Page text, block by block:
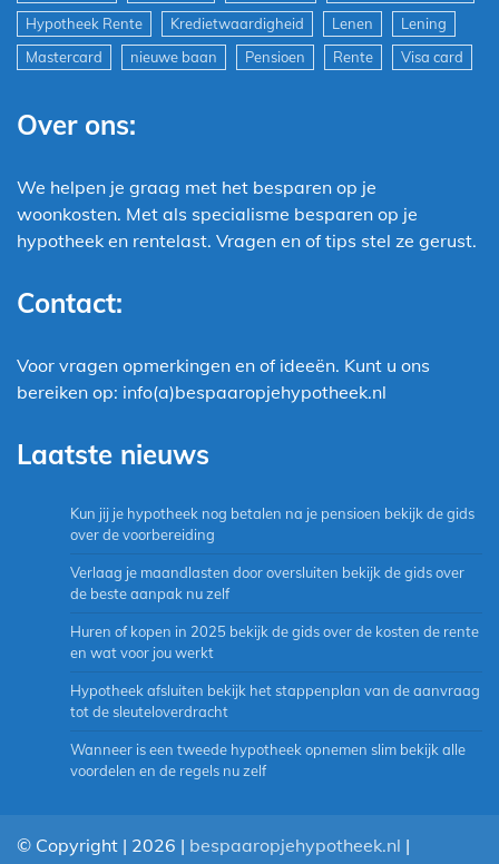
Hypotheek Rente
Kredietwaardigheid Lenen
Lening
Mastercard
nieuwe baan Pensioen Rente Visa card
Over ons:
We helpen je graag met het besparen op je
woonkosten. Met als specialisme besparen op je
hypotheek en rentelast. Vragen en of tips stel ze gerust.
Contact:
Voor vragen opmerkingen en of ideeën. Kunt u ons
bereiken op: info(a)bespaaropjehypotheek.nl
Laatste nieuws
Kun jij je hypotheek nog betalen na je pensioen bekijk de gids
over de voorbereiding
Verlaag je maandlasten door oversluiten bekijk de gids over
de beste aanpak nu zelf
Huren of kopen in 2025 bekijk de gids over de kosten de rente
en wat voor jou werkt
Hypotheek afsluiten bekijk het stappenplan van de aanvraag
tot de sleuteloverdracht
Wanneer is een tweede hypotheek opnemen slim bekijk alle
voordelen en de regels nu zelf
© Copyright | 2026 | bespaaropjehypotheek.nl |